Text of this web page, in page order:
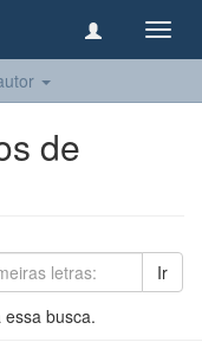
de
Ir
busca.